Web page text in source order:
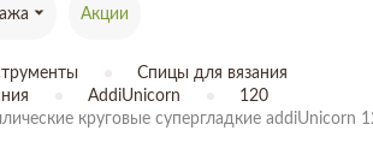
Акции
Спицы для вязания
AddiUnicorn
120
круговые супергладкие addiUnicorn